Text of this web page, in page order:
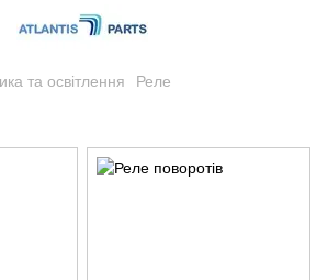
та освітлення Реле